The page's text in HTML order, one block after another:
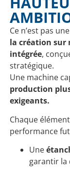
Ce n’est pas
la création sur
intégrée,
stratégique.
Une machine
production
exigeants.
Chaque
performance
Une
garantir la